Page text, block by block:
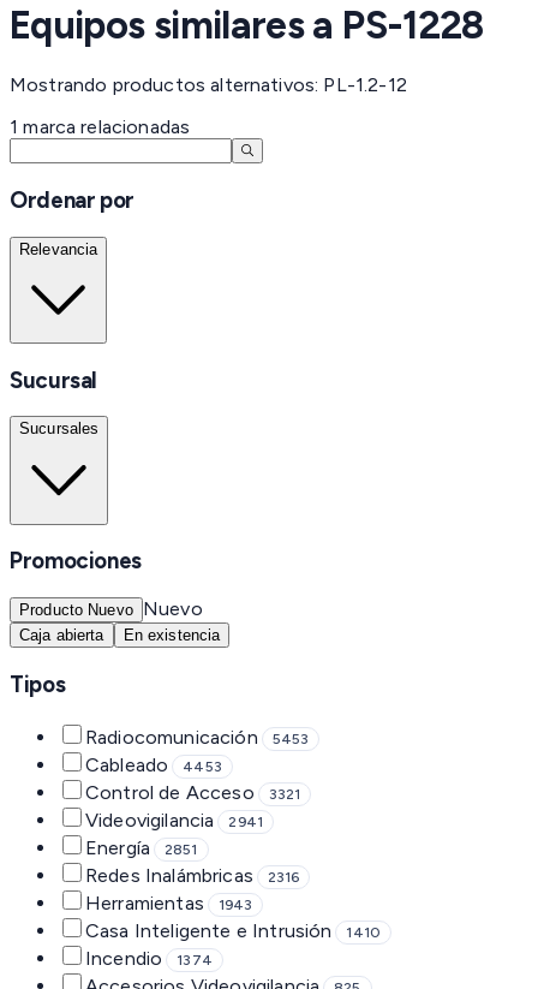
Equipos similares a PS-1228
Mostrando productos alternativos: PL-1.2-12
1 marca relacionadas
Ordenar por
Relevancia
Sucursal
Sucursales
Promociones
Producto Nuevo Nuevo
Caja abierta En existencia
Tipos
Radiocomunicación 5453
Cableado 4453
Control de Acceso 3321
Videovigilancia 2941
Energía 2851
Redes Inalámbricas 2316
Herramientas 1943
Casa Inteligente e Intrusión 1410
Incendio 1374